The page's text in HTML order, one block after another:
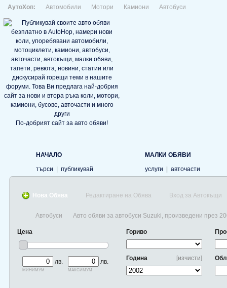
АутоХоп: Автомобили Мотори Камиони Автобуси
По-добрият сайт за авто обяви!
НАЧАЛО
търси
публикувай
МАЛКИ ОБЯВИ
услуги
авточасти
Нова Обява Редактиране на Обява Вход за Автокъщи
Автобуси Авто обяви за автобуси Suzuki, произведени през
Цена
лв.
минимум
лв.
максимум
Гориво
[изчисти]
Година